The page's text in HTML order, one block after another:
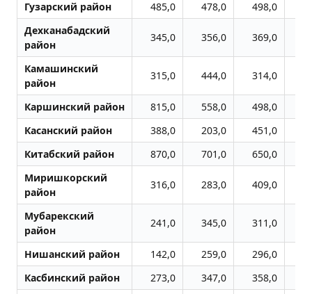
Гузарский район 485,0 478,0 498,0
Дехканабадский
район
345,0 356,0 369,0
Камашинский
район
315,0 444,0 314,0
Каршинский район 815,0 558,0 498,0
Касанский район
388,0 203,0 451,0
Китабский район
870,0 701,0 650,0
Миришкорский
район
316,0 283,0 409,0
Мубарекский
район
241,0 345,0 311,0
Нишанский район 142,0 259,0 296,0
Касбинский район
273,0 347,0 358,0